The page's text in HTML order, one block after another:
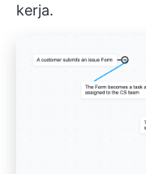
kerja.